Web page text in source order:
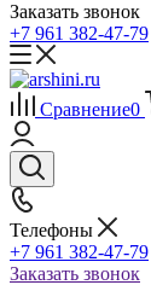
Заказать звонок
+7 961 382-47-79
Сравнение0
Телефоны
+7 961 382-47-79
Заказать звонок